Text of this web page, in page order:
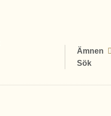
Ämnen
Sök